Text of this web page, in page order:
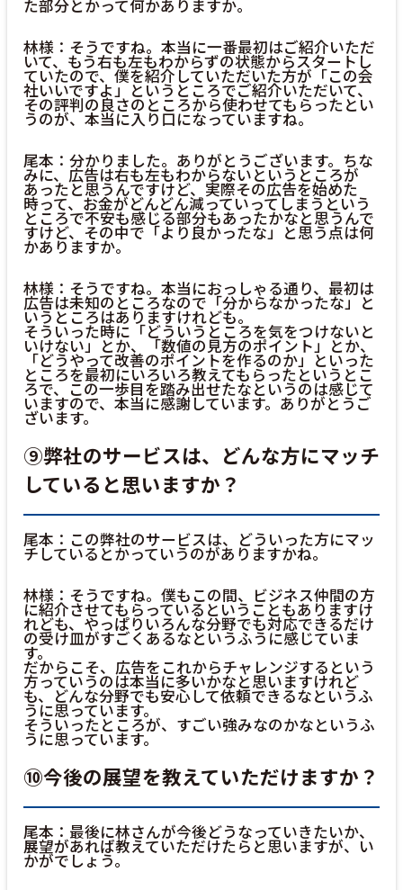
た部分とかって何かありますか。
林様：そうですね。本当に一番最初はご紹介いただ
いて、もう右も左もわからずの状態からスタートし
ていたので、僕を紹介していただいた方が「この会
社いいですよ」というところでご紹介いただいて、
その評判の良さのところから使わせてもらったとい
うのが、本当に入り口になっていますね。
尾本：分かりました。ありがとうございます。ちな
みに、広告は右も左もわからないというところが
あったと思うんですけど、実際その広告を始めた
時って、お金がどんどん減っていってしまうという
ところで不安も感じる部分もあったかなと思うんで
すけど、その中で「より良かったな」と思う点は何
かありますか。
林様：そうですね。本当におっしゃる通り、最初は
広告は未知のところなので「分からなかったな」と
いうところはありますけれども。
そういった時に「どういうところを気をつけないと
いけない」とか、「数値の見方のポイント」とか、
「どうやって改善のポイントを作るのか」といった
ところを最初にいろいろ教えてもらったというとこ
ろで、この一歩目を踏み出せたなというのは感じて
いますので、本当に感謝しています。ありがとうご
ざいます。
⑨弊社のサービスは、どんな方にマッチ
していると思いますか？
尾本：この弊社のサービスは、どういった方にマッ
チしているとかっていうのがありますかね。
林様：そうですね。僕もこの間、ビジネス仲間の方
に紹介させてもらっているということもありますけ
れども、やっぱりいろんな分野でも対応できるだけ
の受け皿がすごくあるなというふうに感じていま
す。
だからこそ、広告をこれからチャレンジするという
方っていうのは本当に多いかなと思いますけれど
も、どんな分野でも安心して依頼できるなというふ
うに思っています。
そういったところが、すごい強みなのかなというふ
うに思っています。
⑩今後の展望を教えていただけますか？
尾本：最後に林さんが今後どうなっていきたいか、
展望があれば教えていただけたらと思いますが、い
かがでしょう。